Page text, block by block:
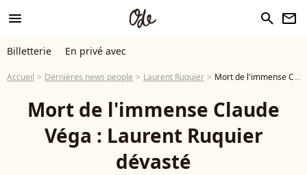
menu search newsletter
Billetterie En privé avec
Accueil Dernières news people Laurent Ruquier Mort de l'immense Claude Véga : Laurent Ruquier dévasté
Mort de l'immense Claude
Véga : Laurent Ruquier
dévasté